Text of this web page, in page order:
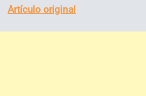
Artículo original